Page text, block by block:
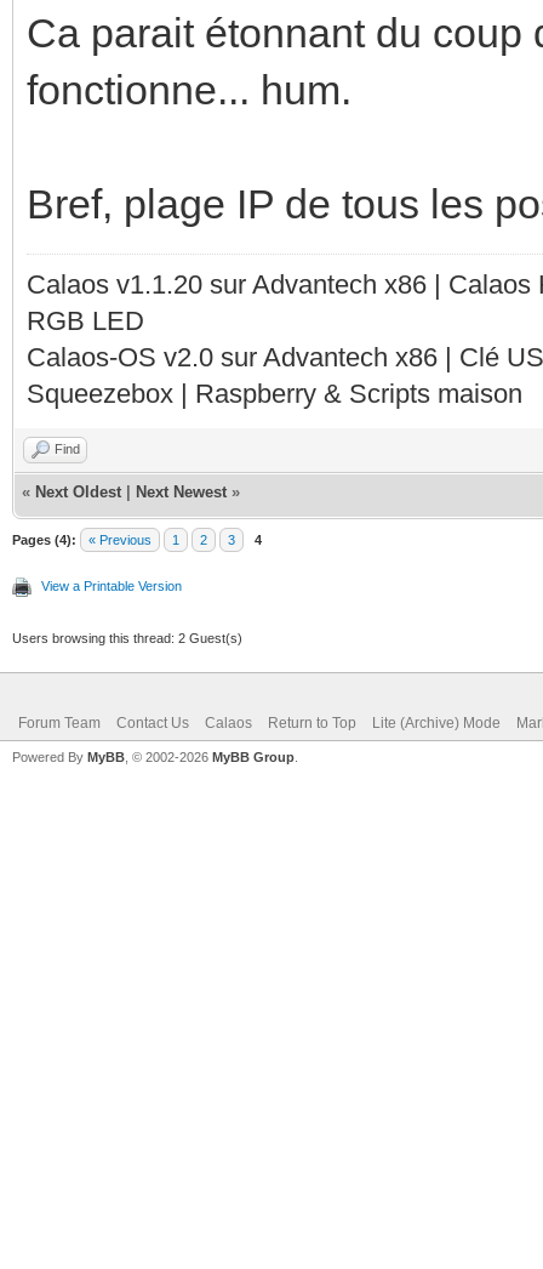
Ca parait étonnant du
fonctionne... hum.
Bref, plage IP de tous les
Calaos v1.1.20 sur Advantech x86 |
RGB LED
Calaos-OS v2.0 sur Advantech x86 | Clé
Squeezebox | Raspberry & Scripts maison
Find
« Next Oldest Next Newest »
Pages (4): « Previous 1 2 3 4
View a Printable Version
Users browsing this thread: 2 Guest(s)
Forum Team Contact Us Calaos Return to Top Lite (Archive) Mode
Powered By MyBB , © 2002-2026 MyBB Group